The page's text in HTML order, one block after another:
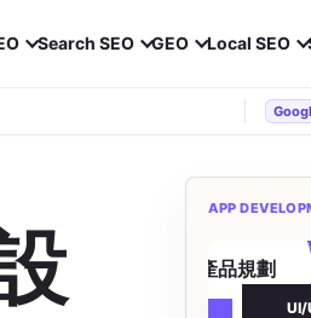
Search SEO GEO Local SEO
APP
產品規劃
UI/